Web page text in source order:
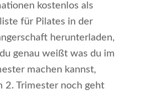
kostenlos als
für Pilates in der
herunterladen,
genau weißt was du im
machen kannst,
2. Trimester noch geht